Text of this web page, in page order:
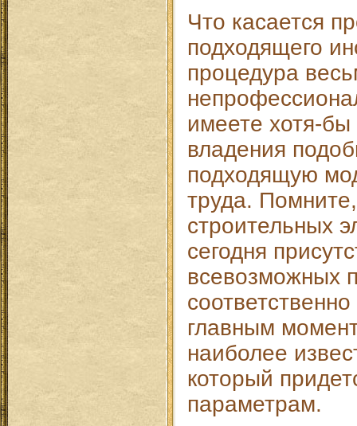
Что касается
подходящего
процедура
имеете хотя-
владения
подходящую
труда.
строительных
сегодня
всевозможных
главным
наиболее
который
параметрам.